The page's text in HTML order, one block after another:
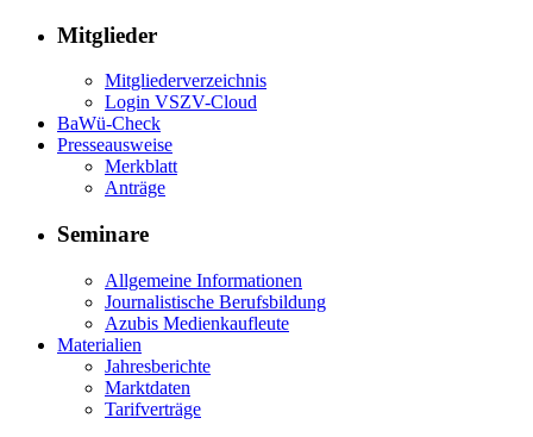
Mitglieder
Mitgliederverzeichnis
Login VSZV-Cloud
BaWü-Check
Presseausweise
Merkblatt
Anträge
Seminare
Allgemeine Informationen
Journalistische Berufsbildung
Azubis Medienkaufleute
Materialien
Jahresberichte
Marktdaten
Tarifverträge